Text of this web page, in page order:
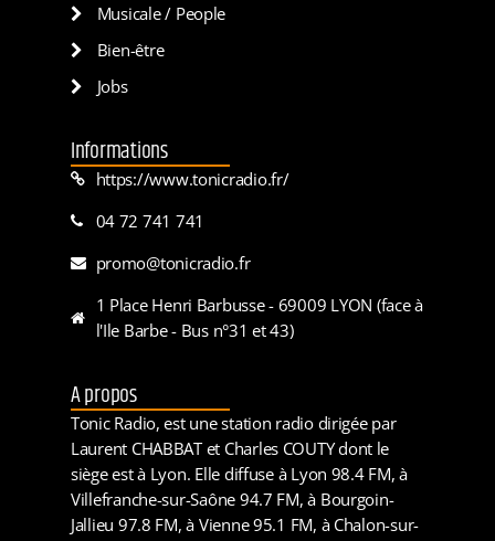
Musicale / People
Bien-être
Jobs
Informations
https://www.tonicradio.fr/
04 72 741 741
promo@tonicradio.fr
1 Place Henri Barbusse - 69009 LYON (face à
l'Ile Barbe - Bus n°31 et 43)
A propos
Tonic Radio, est une station radio dirigée par
Laurent CHABBAT et Charles COUTY dont le
siège est à Lyon. Elle diffuse à Lyon 98.4 FM, à
Villefranche-sur-Saône 94.7 FM, à Bourgoin-
Jallieu 97.8 FM, à Vienne 95.1 FM, à Chalon-sur-